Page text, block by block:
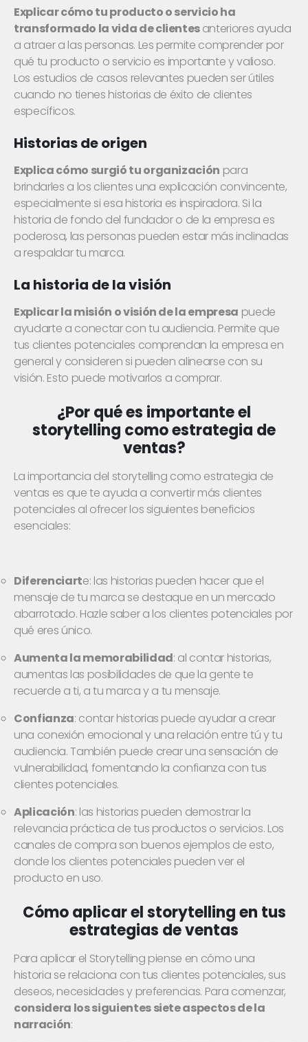
Explicar cómo tu producto o servicio ha
transformado la vida de clientesanteriores ayuda
a atraer a las personas. Les permite comprender por
qué tu producto o servicio es importante y valioso.
Los estudios de casos relevantes pueden ser útiles
cuando no tienes historias de éxito de clientes
específicos.
Historias de origen
Explica cómo surgió tu organización para
brindarles a los clientes una explicación convincente,
especialmente si esa historia es inspiradora. Si la
historia de fondo del fundador o de la empresa es
poderosa, las personas pueden estar más inclinadas
a respaldar tu marca.
La historia de la visión
Explicar la misión o visión de la empresa puede
ayudarte a conectar con tu audiencia. Permite que
tus clientes potenciales comprendan la empresa en
general y consideren si pueden alinearse con su
visión. Esto puede motivarlos a comprar.
¿Por qué es importante el
storytelling como estrategia de
ventas?
La importancia del storytelling como estrategia de
ventas es que te ayuda a convertir más clientes
potenciales al ofrecer los siguientes beneficios
esenciales:
Diferenciarte: las historias pueden hacer que el
mensaje de tu marca se destaque en un mercado
abarrotado. Hazle saber a los clientes potenciales por
qué eres único.
Aumenta la memorabilidad: al contar historias,
aumentas las posibilidades de que la gente te
recuerde a ti, a tu marca y a tu mensaje.
Confianza: contar historias puede ayudar a crear
una conexión emocional y una relación entre tú y tu
audiencia. También puede crear una sensación de
vulnerabilidad, fomentando la confianza con tus
clientes potenciales.
Aplicación: las historias pueden demostrar la
relevancia práctica de tus productos o servicios. Los
canales de compra son buenos ejemplos de esto,
donde los clientes potenciales pueden ver el
producto en uso.
Cómo aplicar el storytelling en tus
estrategias de ventas
Para aplicar el Storytelling piense en cómo una
historia se relaciona con tus clientes potenciales, sus
deseos, necesidades y preferencias. Para comenzar,
considera los siguientes siete aspectos de la
narración: